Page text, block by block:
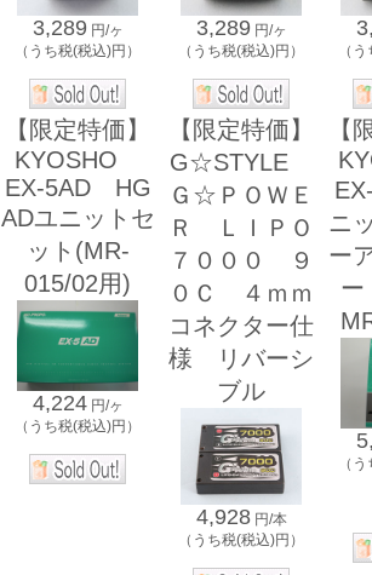
3,289 円/ヶ
（うち税(税込)円）
3,289 円/ヶ
（うち税(税込)円）
（
【限定特価】
KYOSHO
EX-5AD HG
ADユニットセ
ット(MR-
015/02用)
4,224 円/ヶ
（うち税(税込)円）
【限定特価】
G☆STYLE
Ｇ☆ＰＯＷＥ
Ｒ ＬＩＰＯ
７０００ ９
０Ｃ ４ｍｍ
コネクター仕
様 リバーシ
ブル
4,928 円/本
（うち税(税込)円）
【
ニ
ー
ー
（